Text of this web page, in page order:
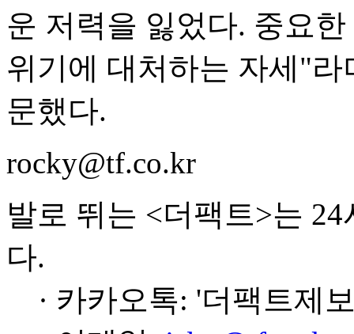
운 저력을 잃었다. 중요
위기에 대처하는 자세"
문했다.
rocky@tf.co.kr
발로 뛰는 <더팩트>는
다.
· 카카오톡: '더팩트제